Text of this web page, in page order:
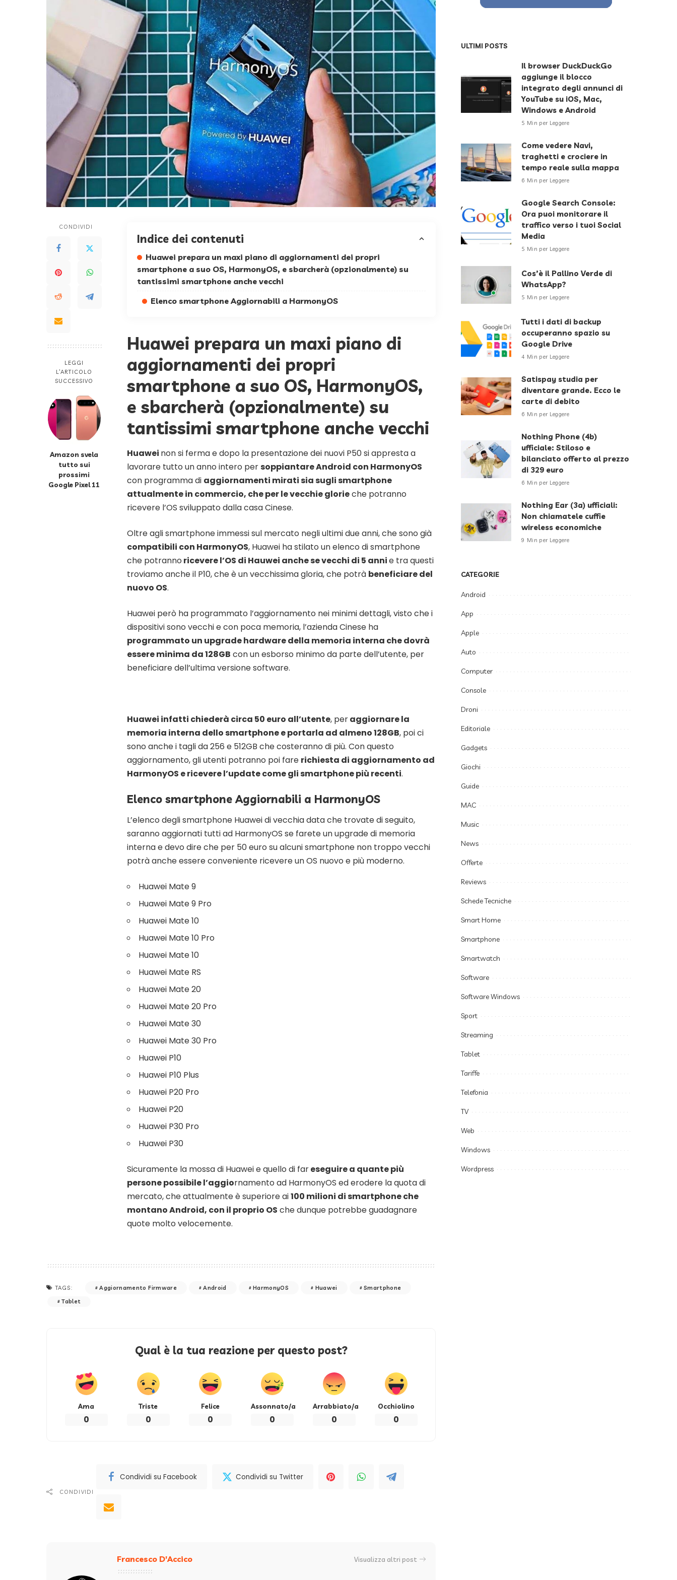
CONDIVIDI
LEGGI
L’ARTICOLO
SUCCESSIVO
Amazon svela
tutto sui
prossimi
Google Pixel 11
Indice dei contenuti
Huawei prepara un maxi piano di aggiornamenti dei propri
smartphone a suo OS, HarmonyOS, e sbarcherà (opzionalmente) su
tantissimi smartphone anche vecchi
Elenco smartphone Aggiornabili a HarmonyOS
Huawei prepara un maxi piano di
aggiornamenti dei propri
smartphone a suo OS, HarmonyOS,
e sbarcherà (opzionalmente) su
tantissimi smartphone anche vecchi
Huawei non si ferma e dopo la presentazione dei nuovi P50 si appresta a
lavorare tutto un anno intero persoppiantare Android con HarmonyOS
con programma di aggiornamenti mirati sia sugli smartphone
attualmente in commercio, che per le vecchie glorieche potranno
ricevere l’OS sviluppato dalla casa Cinese.
Oltre agli smartphone immessi sul mercato negli ultimi due anni, che sono già
compatibili con HarmonyOS, Huawei ha stilato un elenco di smartphone
che potranno ricevere l’OS di Hauwei anche se vecchi di 5 annie tra questi
troviamo anche il P10, che è un vecchissima gloria, che potrà beneficiare del
nuovo OS.
Huawei però ha programmato l’aggiornamento nei minimi dettagli, visto che i
dispositivi sono vecchi e con poca memoria, l’azienda Cinese ha
programmato un upgrade hardware della memoria interna che dovrà
essere minima da 128GB con un esborso minimo da parte dell’utente, per
beneficiare dell’ultima versione software.
Huawei infatti chiederà circa 50 euro all’utente, peraggiornare la
memoria interna dello smartphone e portarla ad almeno 128GB, poi ci
sono anche i tagli da 256 e 512GB che costeranno di più. Con questo
aggiornamento, gli utenti potranno poi fare richiesta di aggiornamento ad
HarmonyOS e ricevere l’update come gli smartphone più recenti.
Elenco smartphone Aggiornabili a HarmonyOS
L’elenco degli smartphone Huawei di vecchia data che trovate di seguito,
saranno aggiornati tutti ad HarmonyOS se farete un upgrade di memoria
interna e devo dire che per 50 euro su alcuni smartphone non troppo vecchi
potrà anche essere conveniente ricevere un OS nuovo e più moderno.
Huawei Mate 9
Huawei Mate 9 Pro
Huawei Mate 10
Huawei Mate 10 Pro
Huawei Mate 10
Huawei Mate RS
Huawei Mate 20
Huawei Mate 20 Pro
Huawei Mate 30
Huawei Mate 30 Pro
Huawei P10
Huawei P10 Plus
Huawei P20 Pro
Huawei P20
Huawei P30 Pro
Huawei P30
Sicuramente la mossa di Huawei e quello di fareseguire a quante più
persone possibile l’aggiornamento ad HarmonyOS ed erodere la quota di
mercato, che attualmente è superiore ai100 milioni di smartphone che
montano Android, con il proprio OS che dunque potrebbe guadagnare
quote molto velocemente.
TAGS: Aggiornamento Firmware Android HarmonyOS Huawei
Smartphone
Tablet
Qual è la tua reazione per questo post?
Ama
0
Triste
0
Felice
0
Assonnato/a
0
Arrabbiato/a
0
Occhiolino
0
CONDIVIDI
Condividi su Facebook Condividi su Twitter
Francesco D'Accico Visualizza altri post
ULTIMI POSTS
Il browser DuckDuckGo
aggiunge il blocco
integrato degli annunci di
YouTube su iOS, Mac,
Windows e Android
5 Min per Leggere
Come vedere Navi,
traghetti e crociere in
tempo reale sulla mappa
6 Min per Leggere
Google Search Console:
Ora puoi monitorare il
traffico verso i tuoi Social
Media
5 Min per Leggere
Cos’è il Pallino Verde di
WhatsApp?
5 Min per Leggere
Tutti i dati di backup
occuperanno spazio su
Google Drive
4 Min per Leggere
Satispay studia per
diventare grande. Ecco le
carte di debito
6 Min per Leggere
Nothing Phone (4b)
ufficiale: Stiloso e
bilanciato offerto al prezzo
di 329 euro
6 Min per Leggere
Nothing Ear (3a) ufficiali:
Non chiamatele cuffie
wireless economiche
9 Min per Leggere
CATEGORIE
Android
App
Apple
Auto
Computer
Console
Droni
Editoriale
Gadgets
Giochi
Guide
MAC
Music
News
Offerte
Reviews
Schede Tecniche
Smart Home
Smartphone
Smartwatch
Software
Software Windows
Sport
Streaming
Tablet
Tariffe
Telefonia
TV
Web
Windows
Wordpress